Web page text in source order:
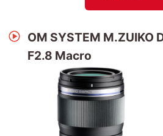
OM SYSTEM M.ZUIKO
F2.8 Macro